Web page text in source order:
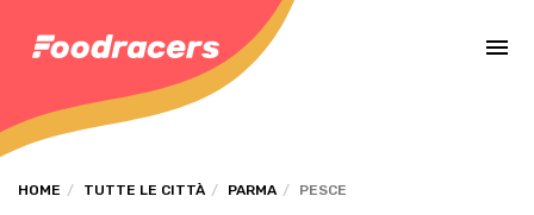
HOME TUTTE LE CITTÀ PARMA PESCE